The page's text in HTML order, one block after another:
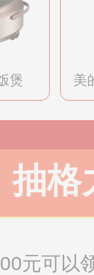
煲 美
抽格
元可以